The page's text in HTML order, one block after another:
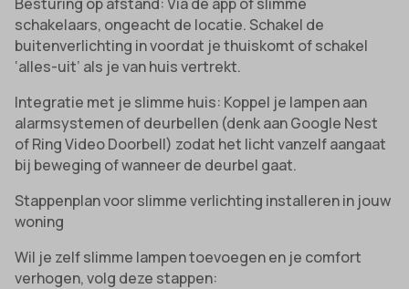
schakelaars, ongeacht de locatie. Schakel de
buitenverlichting in voordat je thuiskomt of schakel
‘alles-uit’ als je van huis vertrekt.
Integratie met je slimme huis: Koppel je lampen aan
alarmsystemen of deurbellen (denk aan Google Nest
of Ring Video Doorbell) zodat het licht vanzelf aangaat
bij beweging of wanneer de deurbel gaat.
Stappenplan voor slimme verlichting installeren in jouw
woning
Wil je zelf slimme lampen toevoegen en je comfort
verhogen, volg deze stappen: